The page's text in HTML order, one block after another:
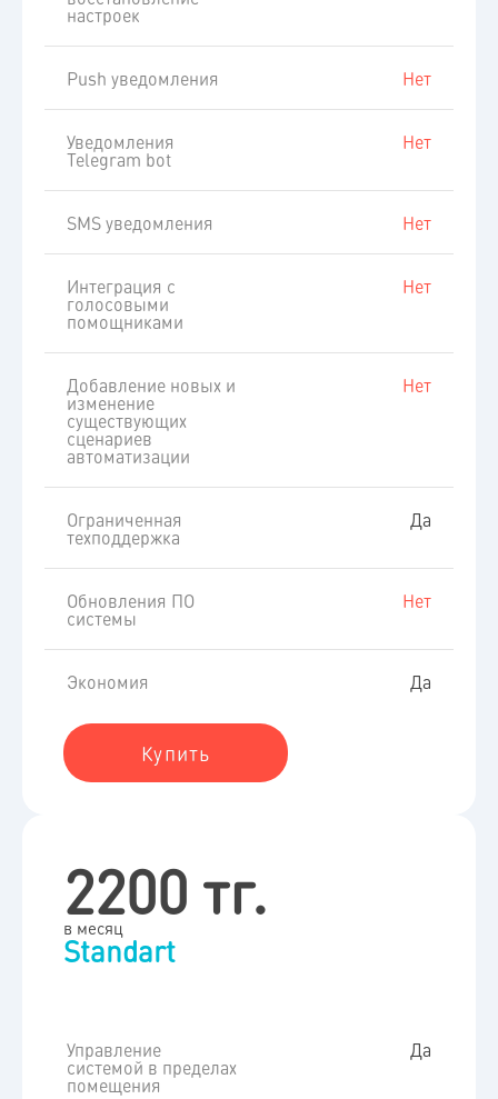
настроек
Push уведомления Нет
Уведомления
Telegram bot
Нет
SMS уведомления Нет
Интеграция с
голосовыми
помощниками
Нет
Добавление новых и
изменение
существующих
сценариев
автоматизации
Нет
Ограниченная
техподдержка
Да
Обновления ПО
системы
Нет
Экономия Да
Купить
2200 тг.
в месяц
Standart
Управление
системой в пределах
помещения
Да